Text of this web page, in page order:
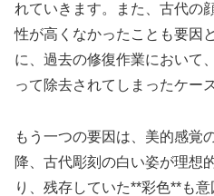
れていきます。また、古代の
性が高くなかったことも要因
に、過去の修復作業において
って除去されてしまったケー
もう一つの要因は、美的感覚
降、古代彫刻の白い姿が理想
り、残存していた**彩色**も